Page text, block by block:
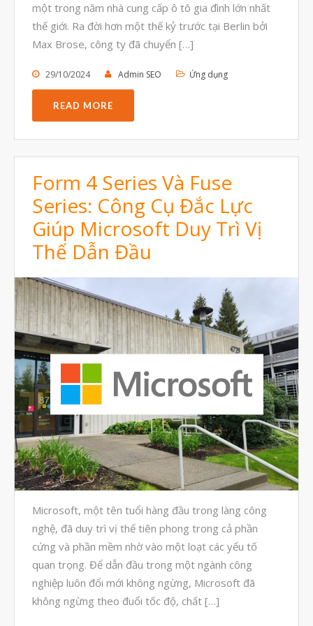
Tháng Chín 2021
Tháng Tám 2021
Tháng Sáu 2021
Tháng Một 2021
Tháng Mười Hai 2020
Tháng Mười Một 2020
Tháng Tám 2020
Tháng Bảy 2020
Tháng Sáu 2020
Tháng Tư 2020
Tháng Ba 2020
Tháng Hai 2020
Tháng Một 2020
Tháng Mười Hai 2019
Tháng Mười Một 2019
Tháng Mười 2019
Tháng Chín 2019
Tháng Tám 2019
Tháng Bảy 2019
một trong năm nhà cung cấp ô tô gia đình lớn nhất
thế giới. Ra đời hơn một thế kỷ trước tại Berlin bởi
Max Brose, công ty đã chuyển […]
29/10/2024 Admin SEO Ứng dụng
READ MORE
Form 4 Series Và Fuse
Series: Công Cụ Đắc Lực
Giúp Microsoft Duy Trì Vị
Thế Dẫn Đầu
Microsoft, một tên tuổi hàng đầu trong làng công
nghệ, đã duy trì vị thế tiên phong trong cả phần
cứng và phần mềm nhờ vào một loạt các yếu tố
quan trọng. Để dẫn đầu trong một ngành công
nghiệp luôn đổi mới không ngừng, Microsoft đã
không ngừng theo đuổi tốc độ, chất […]